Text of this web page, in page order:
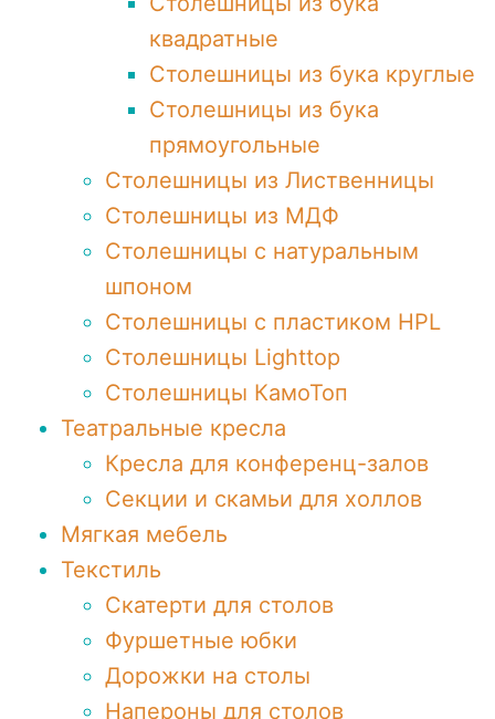
квадратные
Столешницы из бука круглые
Столешницы из бука
прямоугольные
Столешницы из Лиственницы
Столешницы из МДФ
Столешницы с натуральным
шпоном
Столешницы c пластиком HPL
Столешницы Lighttop
Столешницы КамоТоп
Театральные кресла
Кресла для конференц-залов
Секции и скамьи для холлов
Мягкая мебель
Текстиль
Скатерти для столов
Фуршетные юбки
Дорожки на столы
Напероны для столов